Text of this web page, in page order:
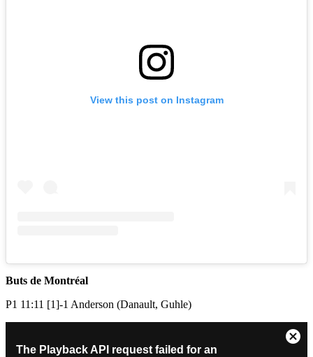
View this post on Instagram
Buts de Montréal
P1 11:11 [1]-1 Anderson (Danault, Guhle)
The Playback API request failed for an